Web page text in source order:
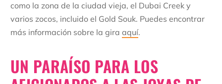
como la zona de la ciudad vieja, el Dubai Creek y
varios zocos, incluido el Gold Souk. Puedes encontrar
más información sobre la gira aquí.
UN PARAÍSO PARA LOS